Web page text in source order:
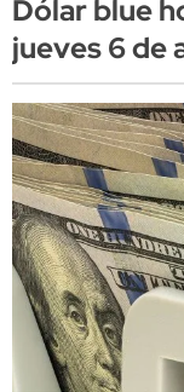
Dólar blue
jueves 6 de